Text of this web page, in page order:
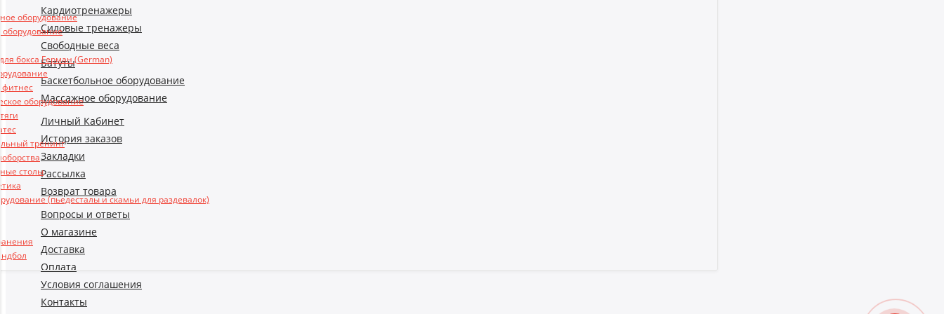
оборудование
бокса Герман (German)
фитнес
оборудование
тренинг
столы
(пьедесталы и скамьи для раздевалок)
Кардиотренажеры
Силовые тренажеры
Свободные веса
Батуты
Баскетбольное оборудование
Массажное оборудование
Личный Кабинет
История заказов
Закладки
Рассылка
Возврат товара
Вопросы и ответы
О магазине
Доставка
Оплата
Условия соглашения
Контакты